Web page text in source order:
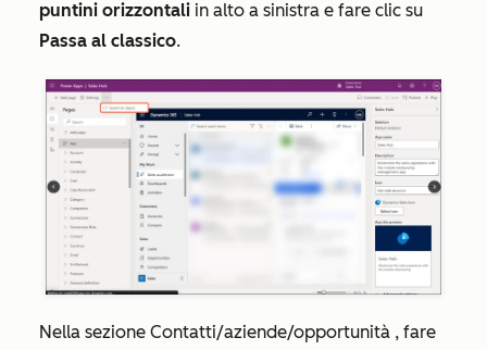
puntini orizzontali in alto a sinistra e fare clic su
Passa al classico.
Nella sezione Contatti/aziende/opportunità , fare